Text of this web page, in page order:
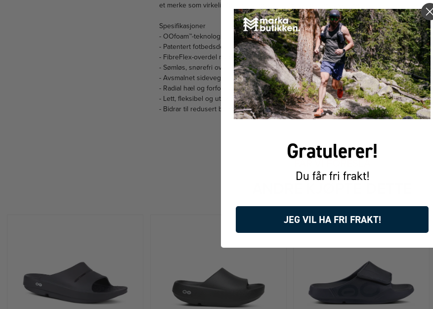
et merke som virkelig forstår behovene til føtter som har vært i aktivitet.
Spesifikasjoner
- OOfoam™-teknologi som absorberer opptil 37 % mer støt enn tradisjonelle materialer
- Patentert fotbedsdesign som støtter fotbuen og gir optimal passform
- FibreFlex-overdel med fireveis stretch som tilpasser seg fotens bevegelser
- Sømløs, snørefri overdel som fordeler trykk jevnt rundt foten
- Avsmalnet sidevegg i mellomsålen for bedre bevegelsesfrihet i forfoten
- Radial hæl og forfot som støtter en naturlig gangbevegelse
- Lett, fleksibel og utviklet spesielt for Active Recovery
- Bidrar til redusert belastning på ledd, muskler og vev sammenlignet med tradisjonelle sko
Gratulerer!
Du får fri frakt!
JEG VIL HA FRI FRAKT!